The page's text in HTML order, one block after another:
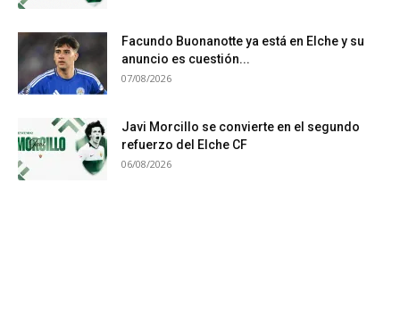
Facundo Buonanotte ya está en Elche y su
anuncio es cuestión...
07/08/2026
Javi Morcillo se convierte en el segundo
refuerzo del Elche CF
06/08/2026